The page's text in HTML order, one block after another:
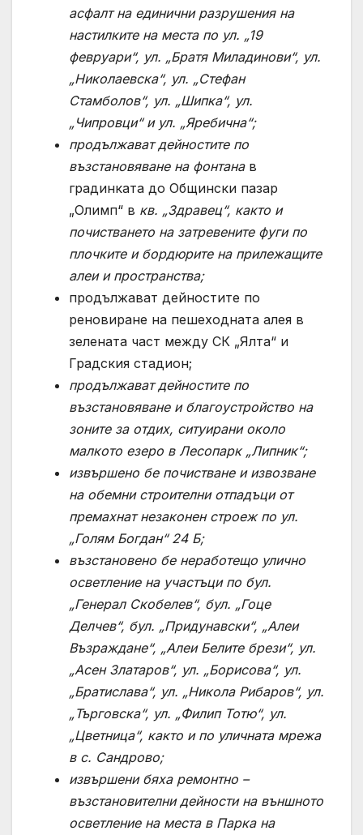
асфалт на единични разрушения на
настилките на места по ул. „19
февруари“, ул. „Братя Миладинови“, ул.
„Николаевска“, ул. „Стефан
Стамболов“, ул. „Шипка“, ул.
„Чипровци“ и ул. „Яребична“;
продължават дейностите по
възстановяване на фонтана в
градинката до Общински пазар
„Олимп“ в кв. „Здравец“, както и
почистването на затревените фуги по
плочките и бордюрите на прилежащите
алеи и пространства;
продължават дейностите по
реновиране на пешеходната алея в
зелената част между СК „Ялта“ и
Градския стадион;
продължават дейностите по
възстановяване и благоустройство на
зоните за отдих, ситуирани около
малкото езеро в Лесопарк „Липник“;
извършено бе почистване и извозване
на обемни строителни отпадъци от
премахнат незаконен строеж по ул.
„Голям Богдан“ 24 Б;
възстановено бe неработещо улично
осветление на участъци по бул.
„Генерал Скобелев“, бул. „Гоце
Делчев“, бул. „Придунавски“, „Алеи
Възраждане“, „Алеи Белите брези“, ул.
„Асен Златаров“, ул. „Борисова“, ул.
„Братислава“, ул. „Никола Рибаров“, ул.
„Търговска“, ул. „Филип Тотю“, ул.
„Цветница“, както и по уличната мрежа
в с. Сандрово;
извършени бяха ремонтно –
възстановителни дейности на външното
осветление на места в Парка на